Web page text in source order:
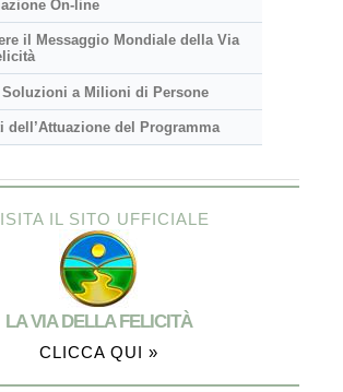
On-line
il Messaggio Mondiale della Via
Soluzioni a Milioni di Persone
dell’Attuazione del Programma
IL SITO UFFICIALE
LA VIA DELLA FELICITÀ
CLICCA QUI »